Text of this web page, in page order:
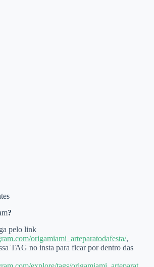
?
pelo link
origamiami_arteparatodafesta/,
TAG no insta para ficar por dentro das